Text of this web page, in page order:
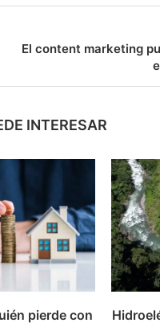
El content marketing
INTERESAR
pierde con